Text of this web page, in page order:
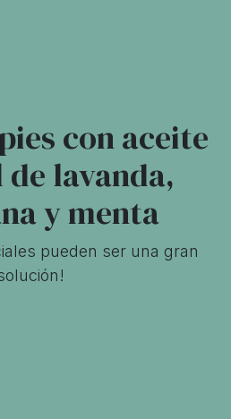
con aceite
de lavanda,
y menta
pueden ser una gran